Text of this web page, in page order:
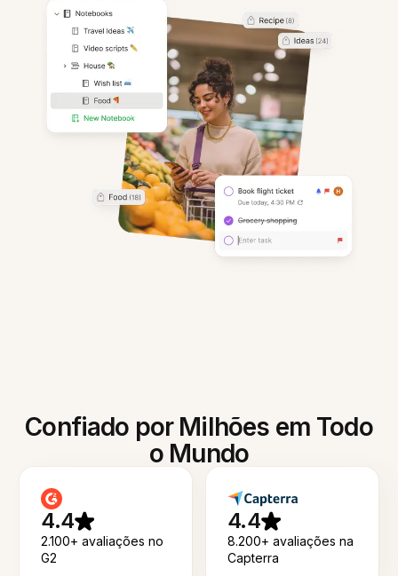
Confiado por Milhões em Todo
o Mundo
4.4
2.100+ avaliações no
G2
4.4
8.200+ avaliações na
Capterra